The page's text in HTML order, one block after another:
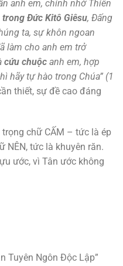
anh em, chính nhờ Thiên
Đức Kitô Giêsu, Đấng
ta, sự khôn ngoan
làm cho anh em trở
cứu chuộc anh em, hợp
hãy tự hào trong Chúa” (1
thiết, sự đề cao đáng
chữ CẤM – tức là ép
NÊN, tức là khuyên răn.
ước, vì Tân ước không
Tuyên Ngôn Độc Lập”